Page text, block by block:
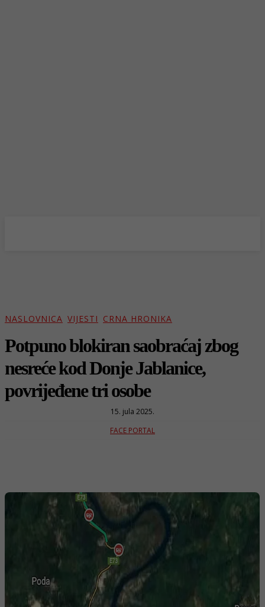
NASLOVNICA VIJESTI CRNA HRONIKA
Potpuno blokiran saobraćaj zbog
nesreće kod Donje Jablanice,
povrijeđene tri osobe
15. jula 2025.
FACE PORTAL